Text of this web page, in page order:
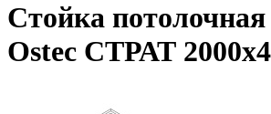
Стойка
Ostec СТРАТ